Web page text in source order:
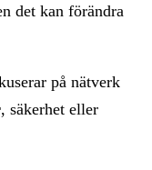
det kan förändra
på nätverk
, säkerhet eller